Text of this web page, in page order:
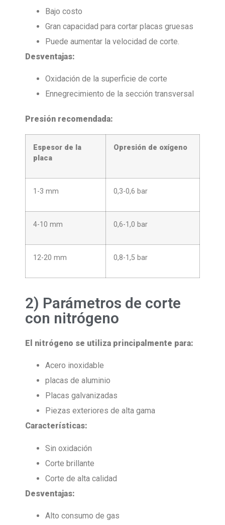
Bajo costo
Gran capacidad para cortar placas gruesas
Puede aumentar la velocidad de corte.
Desventajas:
Oxidación de la superficie de corte
Ennegrecimiento de la sección transversal
Presión recomendada:
Espesor de la
placa
Opresión de oxígeno
1-3 mm 0,3-0,6 bar
4-10 mm 0,6-1,0 bar
12-20 mm 0,8-1,5 bar
2) Parámetros de corte
con nitrógeno
El nitrógeno se utiliza principalmente para:
Acero inoxidable
placas de aluminio
Placas galvanizadas
Piezas exteriores de alta gama
Características:
Sin oxidación
Corte brillante
Corte de alta calidad
Desventajas:
Alto consumo de gas